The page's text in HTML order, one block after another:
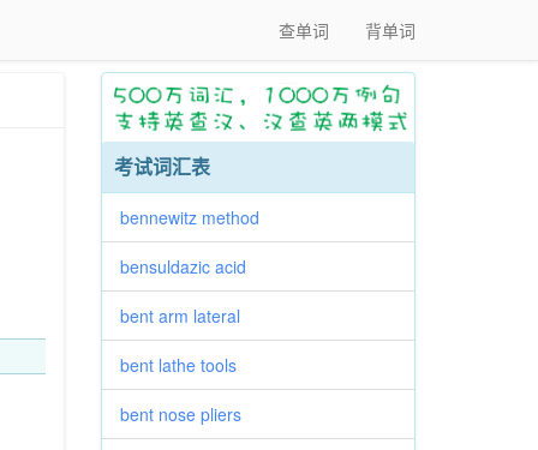
查单词 背单词
考试词汇表
bennewitz method
bensuldazic acid
bent arm lateral
bent lathe tools
bent nose pliers